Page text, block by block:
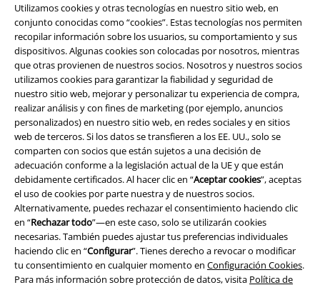
Utilizamos cookies y otras tecnologías en nuestro sitio web, en
conjunto conocidas como “cookies”. Estas tecnologías nos permiten
recopilar información sobre los usuarios, su comportamiento y sus
dispositivos. Algunas cookies son colocadas por nosotros, mientras
que otras provienen de nuestros socios. Nosotros y nuestros socios
utilizamos cookies para garantizar la fiabilidad y seguridad de
nuestro sitio web, mejorar y personalizar tu experiencia de compra,
realizar análisis y con fines de marketing (por ejemplo, anuncios
personalizados) en nuestro sitio web, en redes sociales y en sitios
web de terceros. Si los datos se transfieren a los EE. UU., solo se
comparten con socios que están sujetos a una decisión de
adecuación conforme a la legislación actual de la UE y que están
debidamente certificados. Al hacer clic en “Aceptar cookies”, aceptas
el uso de cookies por parte nuestra y de nuestros socios.
Alternativamente, puedes rechazar el consentimiento haciendo clic
en “Rechazar todo”—en este caso, solo se utilizarán cookies
necesarias. También puedes ajustar tus preferencias individuales
haciendo clic en “Configurar”. Tienes derecho a revocar o modificar
tu consentimiento en cualquier momento en Configuración Cookies.
Para más información sobre protección de datos, visita Política de
Legal
Términos y Condiciones
Aviso Legal
Ley protección de datos
Eliminación de residuos y protección del medioambiente